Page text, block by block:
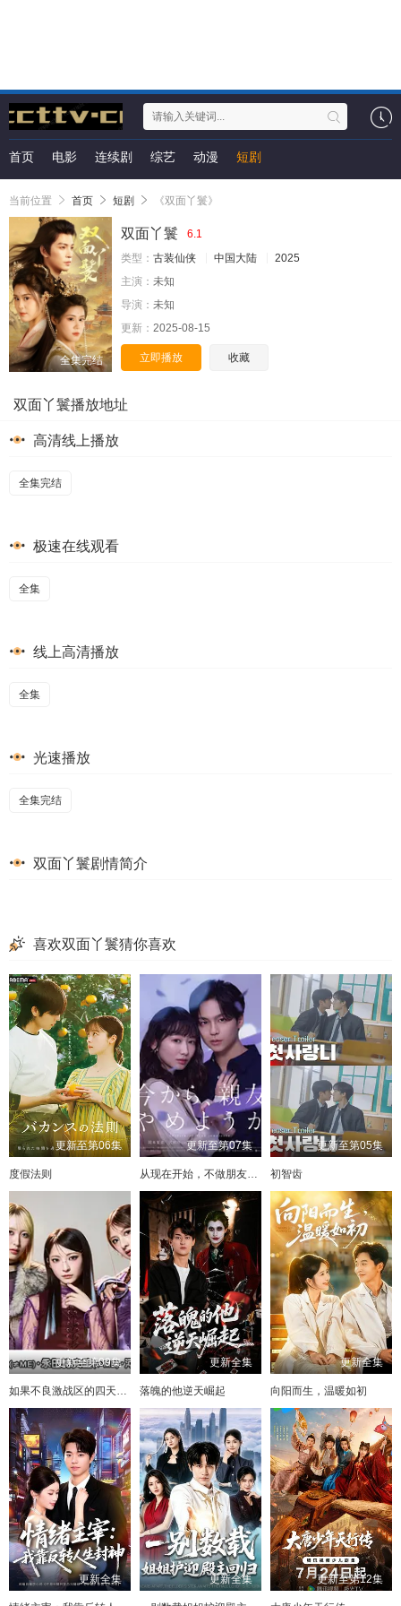
首页 电影 连续剧 综艺 动漫 短剧
当前位置 首页 短剧 《双面丫鬟》
全集完结
双面丫鬟
6.1
类型： 古装仙侠 中国大陆
2025
主演： 未知
导演： 未知
更新： 2025-08-15
立即播放 收藏
双面丫鬟播放地址
高清线上播放
全集完结
极速在线观看
全集
线上高清播放
全集
光速播放
全集完结
双面丫鬟剧情简介
喜欢双面丫鬟猜你喜欢
更新至第06集
度假法则
更新至第07集
从现在开始，不做朋友了吧。
更新至第05集
初智齿
更新至第09集
如果不良激战区的四天王转生成了偶像团体？
更新全集
落魄的他逆天崛起
更新全集
向阳而生，温暖如初
更新全集 更新全集 更新至第12集